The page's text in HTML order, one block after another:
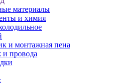
материалы
и химия
и монтажная пена
провода